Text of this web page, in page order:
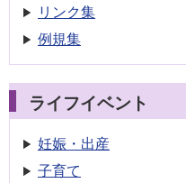
リンク集
例規集
ライフイベント
妊娠・出産
子育て